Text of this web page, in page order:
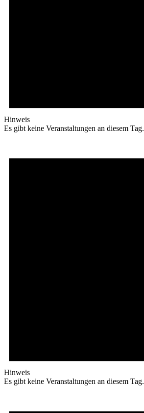
Hinweis
Es gibt keine Veranstaltungen an diesem Tag.
Hinweis
Es gibt keine Veranstaltungen an diesem Tag.